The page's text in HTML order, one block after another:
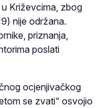
Križevcima, zbog
nije održana.
priznanja,
poslati
ocjenjivačkog
se zvati“ osvojio